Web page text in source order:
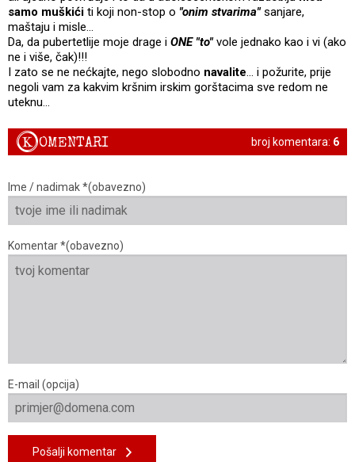
samo muškići ti koji non-stop o "onim stvarima"sanjare,
maštaju i misle...
Da, da pubertetlije moje drage i ONE "to"vole jednako kao i vi (ako
ne i više, čak)!!!
I zato se ne nećkajte, nego slobodno navalite... i požurite, prije
negoli vam za kakvim kršnim irskim gorštacima sve redom ne
uteknu...
broj komentara: 6
KOMENTARI
Ime / nadimak *(obavezno)
Komentar *(obavezno)
E-mail (opcija)
Pošalji komentar